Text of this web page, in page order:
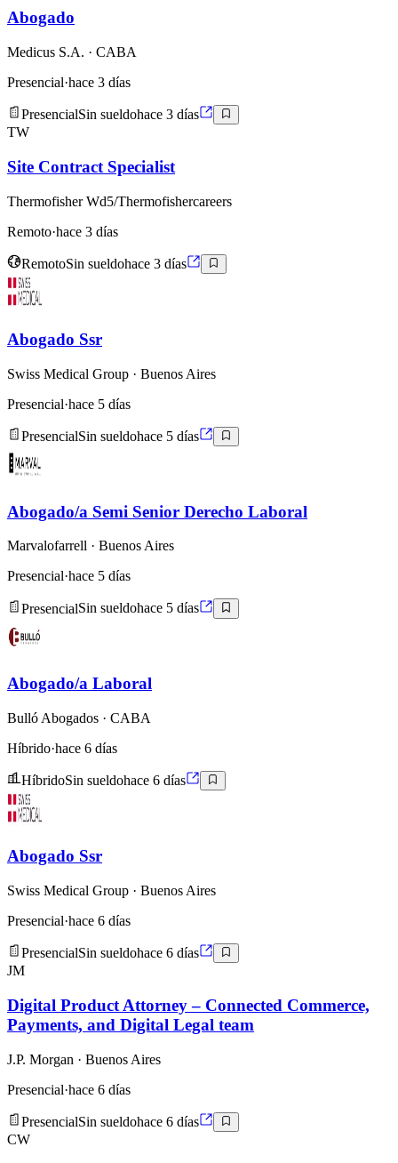
Abogado
Medicus S.A. · CABA
Presencial·hace 3 días
PresencialSin sueldohace 3 días
TW
Site Contract Specialist
Thermofisher Wd5/Thermofishercareers
Remoto·hace 3 días
RemotoSin sueldohace 3 días
Abogado Ssr
Swiss Medical Group · Buenos Aires
Presencial·hace 5 días
PresencialSin sueldohace 5 días
Abogado/a Semi Senior Derecho Laboral
Marvalofarrell · Buenos Aires
Presencial·hace 5 días
PresencialSin sueldohace 5 días
Abogado/a Laboral
Bulló Abogados · CABA
Híbrido·hace 6 días
HíbridoSin sueldohace 6 días
Abogado Ssr
Swiss Medical Group · Buenos Aires
Presencial·hace 6 días
PresencialSin sueldohace 6 días
JM
Digital Product Attorney – Connected Commerce,
Payments, and Digital Legal team
J.P. Morgan · Buenos Aires
Presencial·hace 6 días
PresencialSin sueldohace 6 días
CW